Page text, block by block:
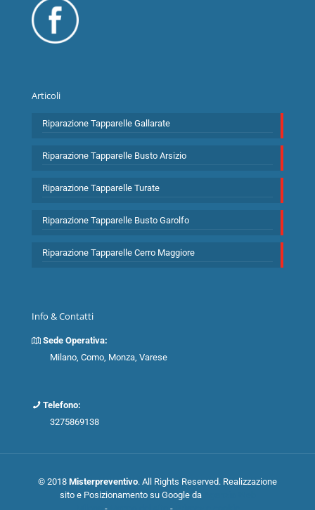
Articoli
Riparazione Tapparelle Gallarate
Riparazione Tapparelle Busto Arsizio
Riparazione Tapparelle Turate
Riparazione Tapparelle Busto Garolfo
Riparazione Tapparelle Cerro Maggiore
Info & Contatti
Sede Operativa:
Milano, Como, Monza, Varese
Telefono:
3275869138
© 2018 Misterpreventivo. All Rights Reserved. Realizzazione
sito e Posizionamento su Google da